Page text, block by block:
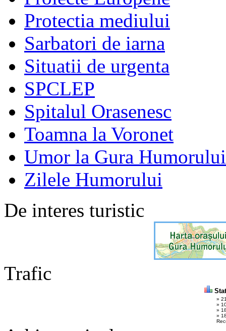
Protectia mediului
Sarbatori de iarna
Situatii de urgenta
SPCLEP
Spitalul Orasenesc
Toamna la Voronet
Umor la Gura Humorului
Zilele Humorului
De interes turistic
Trafic
»
»
»
»